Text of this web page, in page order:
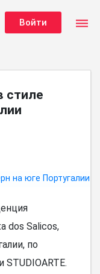
Войти dehaze
стиле
dos Salicos,
по
STUDIOARTE.